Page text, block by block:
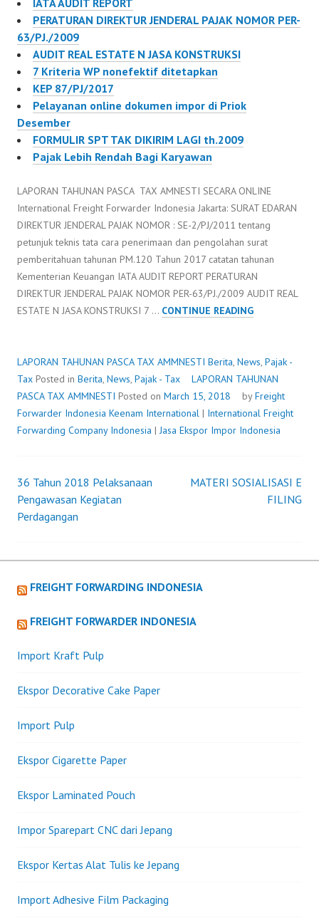
IATA AUDIT REPORT
PERATURAN DIREKTUR JENDERAL PAJAK NOMOR PER-
63/PJ./2009
AUDIT REAL ESTATE N JASA KONSTRUKSI
7 Kriteria WP nonefektif ditetapkan
KEP 87/PJ/2017
Pelayanan online dokumen impor di Priok
Desember
FORMULIR SPT TAK DIKIRIM LAGI th.2009
Pajak Lebih Rendah Bagi Karyawan
LAPORAN TAHUNAN PASCA TAX AMNESTI SECARA ONLINE
International Freight Forwarder Indonesia Jakarta: SURAT EDARAN
DIREKTUR JENDERAL PAJAK NOMOR : SE-2/PJ/2011 tentang
petunjuk teknis tata cara penerimaan dan pengolahan surat
pemberitahuan tahunan PM.120 Tahun 2017 catatan tahunan
Kementerian Keuangan IATA AUDIT REPORT PERATURAN
DIREKTUR JENDERAL PAJAK NOMOR PER-63/PJ./2009 AUDIT REAL
ESTATE N JASA KONSTRUKSI 7 … CONTINUE READINGLAPORAN
TAX
AMMNESTI
LAPORAN TAHUNAN PASCA TAX AMMNESTI Berita, News, Pajak -
Tax Posted in Berita, News, Pajak - Tax
LAPORAN TAHUNAN
PASCA TAX AMMNESTI Posted on March 15, 2018 byFreight
Forwarder Indonesia Keenam International | International Freight
Forwarding Company Indonesia |Jasa Ekspor Impor Indonesia
Post
navigation
36 Tahun 2018 Pelaksanaan
Pengawasan Kegiatan
Perdagangan
MATERI SOSIALISASI E
FILING
FREIGHT FORWARDING INDONESIA
FREIGHT FORWARDER INDONESIA
Import Kraft Pulp
Ekspor Decorative Cake Paper
Import Pulp
Ekspor Cigarette Paper
Ekspor Laminated Pouch
Impor Sparepart CNC dari Jepang
Ekspor Kertas Alat Tulis ke Jepang
Import Adhesive Film Packaging